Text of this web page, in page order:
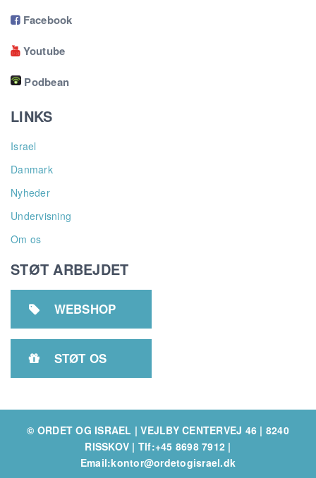
Facebook
Youtube
Podbean
LINKS
Israel
Danmark
Nyheder
Undervisning
Om os
STØT ARBEJDET
 WEBSHOP
 STØT OS
© ORDET OG ISRAEL | VEJLBY CENTERVEJ 46 | 8240
RISSKOV | Tlf:+45 8698 7912 |
Email:kontor@ordetogisrael.dk